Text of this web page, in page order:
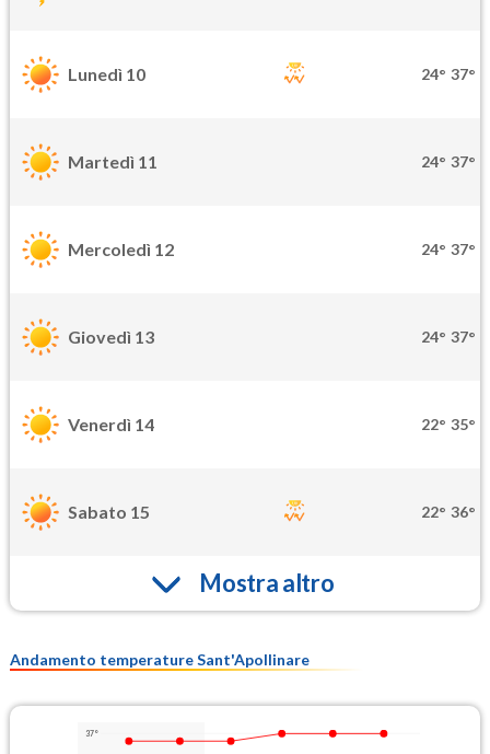
Lunedì 10 24° 37°
Martedì 11 24° 37°
Mercoledì 12 24° 37°
Giovedì 13 24° 37°
Venerdì 14 22° 35°
Sabato 15 22° 36°
Mostra altro
Andamento temperature Sant'Apollinare
37°